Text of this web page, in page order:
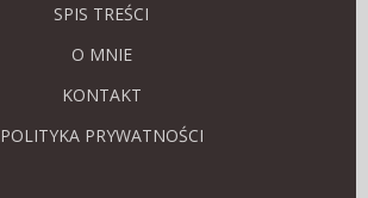
SPIS TREŚCI
O MNIE
KONTAKT
POLITYKA PRYWATNOŚCI